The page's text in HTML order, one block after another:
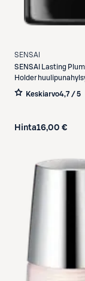
SENSAI
SENSAI
Lasting
Holder
Keskiarvo4,7 / 5
Hinta16,00 €